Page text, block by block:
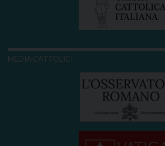
MEDIA CATTOLICI